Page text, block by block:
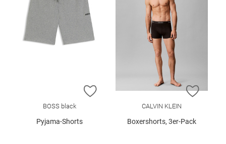
ZUR WUNSCHLISTE HINZUFÜGEN
BOSS black
Pyjama-Shorts
ZUR
CALVIN KLEIN
Boxershorts, 3er-Pack